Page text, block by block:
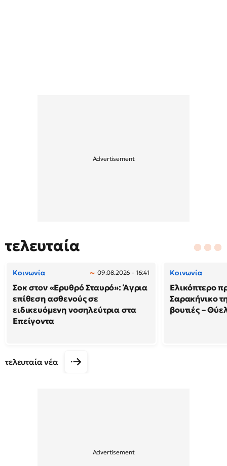
τελευταία
Κοινωνία 09.08.2026 - 16:41
Σοκ στον «Ερυθρό Σταυρό»: Άγρια
επίθεση ασθενούς σε
ειδικευόμενη νοσηλεύτρια στα
Επείγοντα
Κοινωνία
Ελικόπτερο
Σαρακήνικο
βουτιές –
τελευταία νέα